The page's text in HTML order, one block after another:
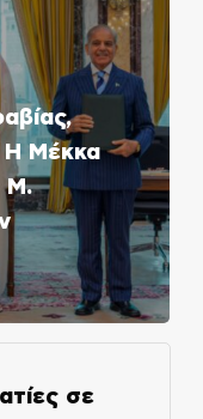
Η Μέκκα
Μ.
σε